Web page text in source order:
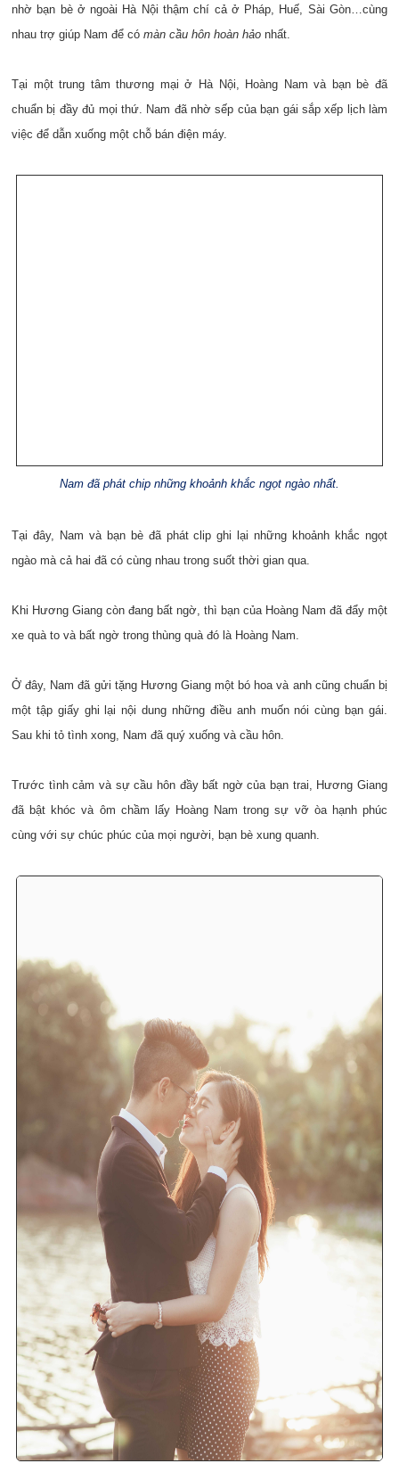
nhờ bạn bè ở ngoài Hà Nội thậm chí cả ở Pháp, Huế, Sài Gòn…cùng
nhau trợ giúp Nam để có màn cầu hôn hoàn hảo nhất.
Tại một trung tâm thương mại ở Hà Nội, Hoàng Nam và bạn bè đã
chuẩn bị đầy đủ mọi thứ. Nam đã nhờ sếp của bạn gái sắp xếp lịch làm
việc để dẫn xuống một chỗ bán điện máy.
Nam đã phát chip những khoảnh khắc ngọt ngào nhất.
Tại đây, Nam và bạn bè đã phát clip ghi lại những khoảnh khắc ngọt
ngào mà cả hai đã có cùng nhau trong suốt thời gian qua.
Khi Hương Giang còn đang bất ngờ, thì bạn của Hoàng Nam đã đẩy một
xe quà to và bất ngờ trong thùng quà đó là Hoàng Nam.
Ở đây, Nam đã gửi tặng Hương Giang một bó hoa và anh cũng chuẩn bị
một tập giấy ghi lại nội dung những điều anh muốn nói cùng bạn gái.
Sau khi tỏ tình xong, Nam đã quý xuống và cầu hôn.
Trước tình cảm và sự cầu hôn đầy bất ngờ của bạn trai, Hương Giang
đã bật khóc và ôm chầm lấy Hoàng Nam trong sự vỡ òa hạnh phúc
cùng với sự chúc phúc của mọi người, bạn bè xung quanh.